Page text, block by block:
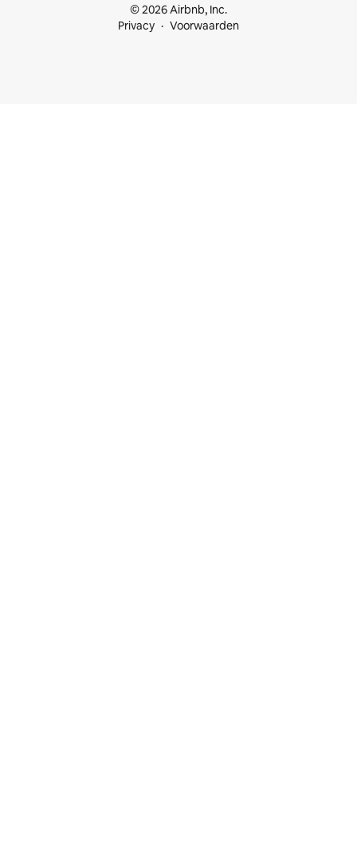
© 2026 Airbnb, Inc.
Privacy
Voorwaarden